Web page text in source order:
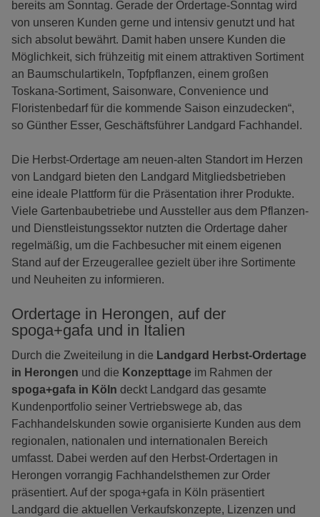
bereits am Sonntag. Gerade der Ordertage-Sonntag wird
von unseren Kunden gerne und intensiv genutzt und hat
sich absolut bewährt. Damit haben unsere Kunden die
Möglichkeit, sich frühzeitig mit einem attraktiven Sortiment
an Baumschulartikeln, Topfpflanzen, einem großen
Toskana-Sortiment, Saisonware, Convenience und
Floristenbedarf für die kommende Saison einzudecken“,
so Günther Esser, Geschäftsführer Landgard Fachhandel.
Die Herbst-Ordertage am neuen-alten Standort im Herzen
von Landgard bieten den Landgard Mitgliedsbetrieben
eine ideale Plattform für die Präsentation ihrer Produkte.
Viele Gartenbaubetriebe und Aussteller aus dem Pflanzen-
und Dienstleistungssektor nutzten die Ordertage daher
regelmäßig, um die Fachbesucher mit einem eigenen
Stand auf der Erzeugerallee gezielt über ihre Sortimente
und Neuheiten zu informieren.
Ordertage in Herongen, auf der
spoga+gafa und in Italien
Durch die Zweiteilung in die Landgard Herbst-Ordertage
in Herongen und die Konzepttage im Rahmen der
spoga+gafa in Köln deckt Landgard das gesamte
Kundenportfolio seiner Vertriebswege ab, das
Fachhandelskunden sowie organisierte Kunden aus dem
regionalen, nationalen und internationalen Bereich
umfasst. Dabei werden auf den Herbst-Ordertagen in
Herongen vorrangig Fachhandelsthemen zur Order
präsentiert. Auf der spoga+gafa in Köln präsentiert
Landgard die aktuellen Verkaufskonzepte, Lizenzen und